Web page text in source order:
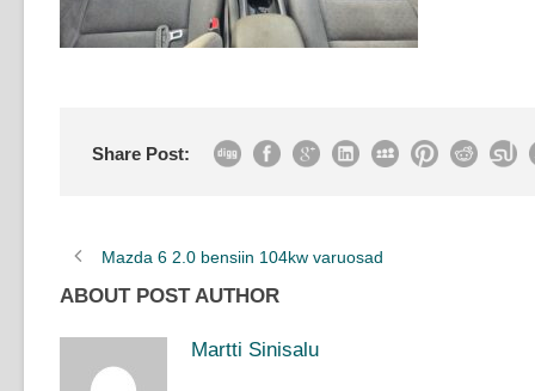
Share Post:
Mazda 6 2.0 bensiin 104kw varuosad
ABOUT POST AUTHOR
Martti Sinisalu